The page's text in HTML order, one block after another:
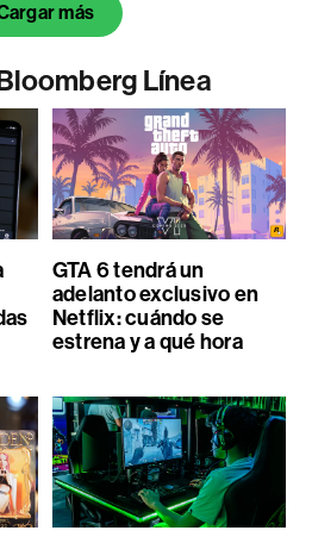
más
Línea
GTA 6 tendrá un
adelanto exclusivo en
Netflix: cuándo se
estrena y a qué hora